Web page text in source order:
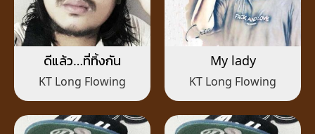
ดีแล้ว…ที่ทิ้งกัน
KT Long Flowing
My lady
KT Long Flowing